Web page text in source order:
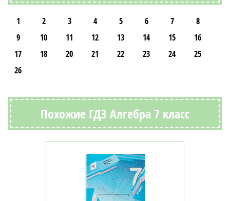
1 2 3 4 5 6 7
8
9
10 11 12 13 14 15
16
17
18 20 21 22 23 24
25
26
Похожие ГДЗ Алгебра 7 класс